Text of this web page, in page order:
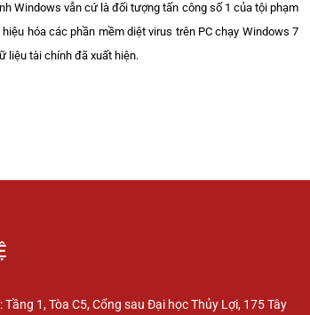
Windows vẫn cứ là đối tượng tấn công số 1 của tội phạm
hóa các phần mềm diệt virus trên PC chạy Windows 7
liệu tài chính đã xuất hiện.
Tầng 1, Tòa C5, Cổng sau Đại học Thủy Lợi, 175 Tây